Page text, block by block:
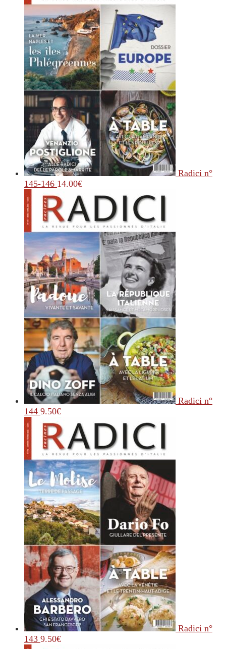
Radici n°
145-146 14.00€
Radici n°
144 9.50€
Radici n°
143 9.50€